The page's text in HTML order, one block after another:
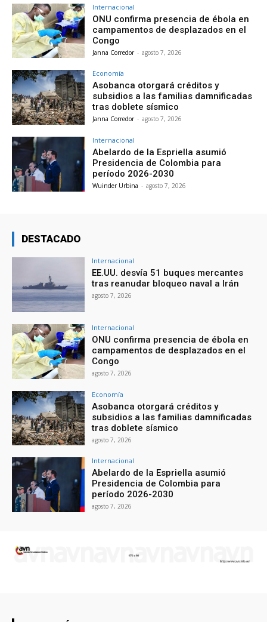
Internacional
ONU confirma presencia de ébola en
campamentos de desplazados en el
Congo
Janna Corredor - agosto 7, 2026
Economía
Asobanca otorgará créditos y
subsidios a las familias damnificadas
tras doblete sísmico
Janna Corredor - agosto 7, 2026
Internacional
Abelardo de la Espriella asumió
Presidencia de Colombia para
período 2026-2030
Wuinder Urbina - agosto 7, 2026
DESTACADO
Internacional
EE.UU. desvía 51 buques mercantes
tras reanudar bloqueo naval a Irán
agosto 7, 2026
Internacional
ONU confirma presencia de ébola en
campamentos de desplazados en el
Congo
agosto 7, 2026
Economía
Asobanca otorgará créditos y
subsidios a las familias damnificadas
tras doblete sísmico
agosto 7, 2026
Internacional
Abelardo de la Espriella asumió
Presidencia de Colombia para
período 2026-2030
agosto 7, 2026